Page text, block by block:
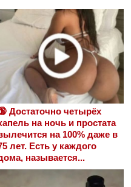
Достаточно четырёх
на ночь и простата
на 100% даже в
лет. Есть у каждого
называется...